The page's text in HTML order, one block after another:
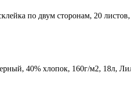
по двум сторонам, 20
40% хлопок, 160г/м2, 18л,